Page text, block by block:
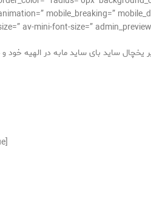
mobile_breaking=”
ساید بای ساید مابه در الهیه خود و
[gravityform id=”5″ title=”true” description=”false” ajax=”true”]